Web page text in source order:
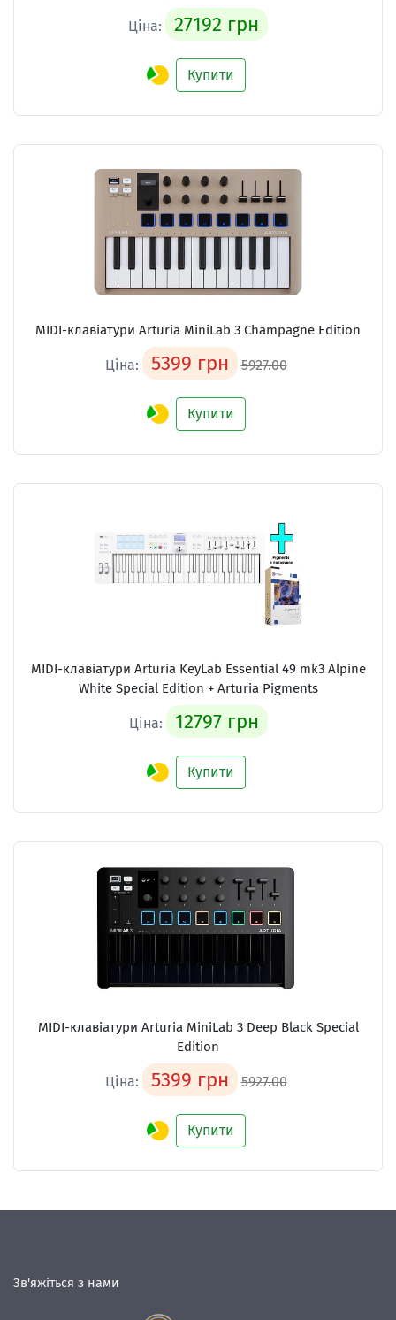
Ціна: 27192 грн
Купити
MIDI-клавіатури Arturia MiniLab 3 Champagne Edition
Ціна: 5399 грн 5927.00
Купити
MIDI-клавіатури Arturia KeyLab Essential 49 mk3 Alpine
White Special Edition + Arturia Pigments
Ціна: 12797 грн
Купити
MIDI-клавіатури Arturia MiniLab 3 Deep Black Special
Edition
Ціна: 5399 грн 5927.00
Купити
Зв'яжіться з нами